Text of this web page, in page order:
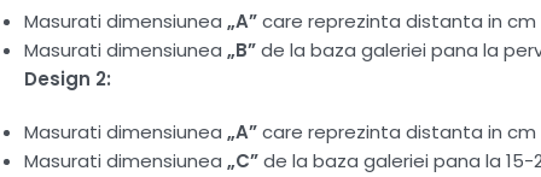
Masurati dimensiunea „A”care reprezinta distanta in
Masurati dimensiunea „B”de la baza galeriei pana la
Design 2:
Masurati dimensiunea „A”care reprezinta distanta in
Masurati dimensiunea „C”de la baza galeriei pana la